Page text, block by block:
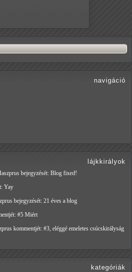
navigáció
lájkkirályok
bejegyzését: Blog fixed!
Yay
bejegyzését: 21 éves a blog
#5 Miért
kommentjét: #3, eléggé emeletes csúcskirályság
kategóriák